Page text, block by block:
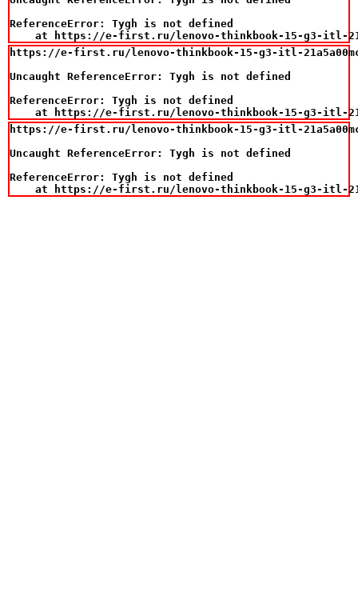
ReferenceError: Tygh is not defined
at https://e-first.ru/lenovo-thinkbook-15-g3-
https://e-first.ru/lenovo-thinkbook-15-g3-itl-
Uncaught ReferenceError: Tygh is not defined
ReferenceError: Tygh is not defined
at https://e-first.ru/lenovo-thinkbook-15-g3-
https://e-first.ru/lenovo-thinkbook-15-g3-itl-
Uncaught ReferenceError: Tygh is not defined
ReferenceError: Tygh is not defined
at https://e-first.ru/lenovo-thinkbook-15-g3-